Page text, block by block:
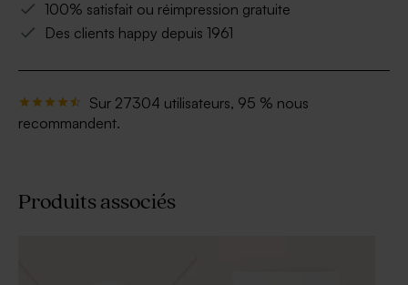
100% satisfait ou réimpression gratuite
Des clients happy depuis 1961
Sur 27304 utilisateurs, 95 % nous
recommandent.
Produits associés